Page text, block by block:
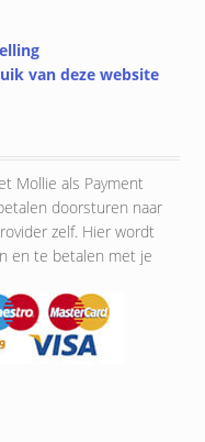
van deze website
Mollie als Payment
doorsturen naar
zelf. Hier wordt
en te betalen met je